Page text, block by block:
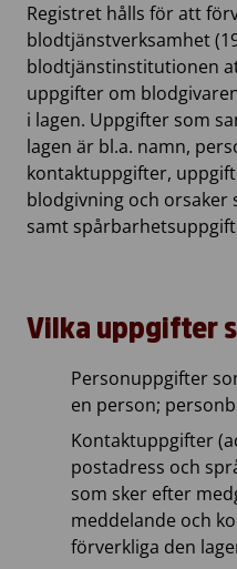
Registret hålls för att
blodtjänstverksamhet
blodtjänstinstitutionen
uppgifter om
i lagen. Uppgifter som
lagen är bl.a. namn,
kontaktuppgifter,
blodgivning och
samt
Vilka uppgifter
Personuppgifter
en person;
Kontaktuppgifter
postadress och
som sker efter
meddelande och
förverkliga den